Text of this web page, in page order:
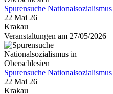
Spurensuche
22 Mai 26
Krakau
Veranstaltungen am 27/05/2026
Spurensuche
22 Mai 26
Krakau